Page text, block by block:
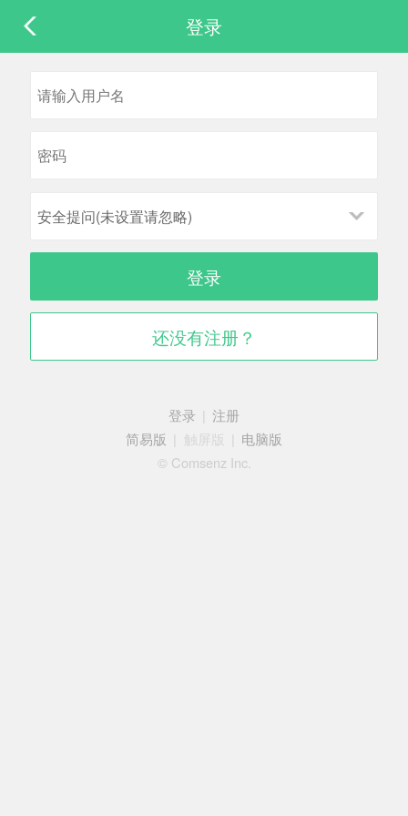
登录
安全提问(未设置请忽略)
登录
还没有注册？
登录
注册
简易版
触屏版
电脑版
© Comsenz Inc.